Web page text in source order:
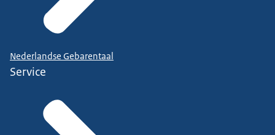
Nederlandse Gebarentaal
Service